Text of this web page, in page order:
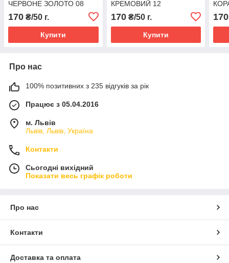
ЧЕРВОНЕ ЗОЛОТО 08
170 ₴/50 г.
Купити
КРЕМОВИЙ 12
170₴/50 г.
Купити
170
Про нас
100% позитивних з 235 відгуків за рік
Працює з 05.04.2016
м. Львів
Львів, Львів, Україна
Контакти
Сьогодні вихідний
Показати весь графік роботи
Про нас
Контакти
Доставка та оплата